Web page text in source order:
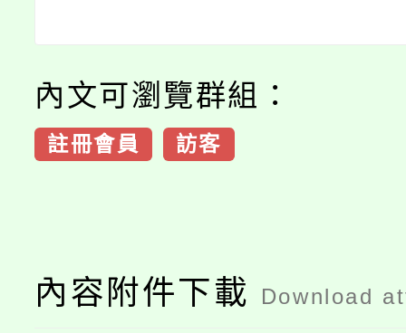
內文可瀏覽群組：
註冊會員 訪客
內容附件下載 Download